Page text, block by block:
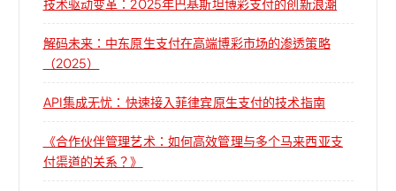
技术驱动变革：2025年巴基斯坦博彩支付的创新浪潮
解码未来：中东原生支付在高端博彩市场的渗透策略
（2025）
API集成无忧：快速接入菲律宾原生支付的技术指南
《合作伙伴管理艺术：如何高效管理与多个马来西亚支
付渠道的关系？》